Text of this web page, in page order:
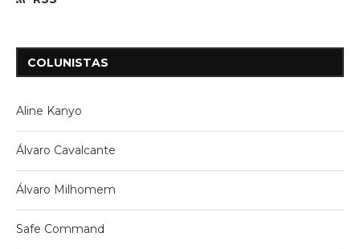
COLUNISTAS
Aline Kanyo
Álvaro Cavalcante
Álvaro Milhomem
Safe Command